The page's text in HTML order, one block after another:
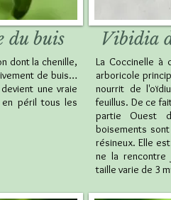
du buis
dont la chenille,
de buis…
une vraie
péril tous les
Vibidia
La Coccinelle à
arboricole
nourrit de
feuillus. De ce
partie Ouest
boisements
résineux. Elle
ne la rencontre
taille varie de 3